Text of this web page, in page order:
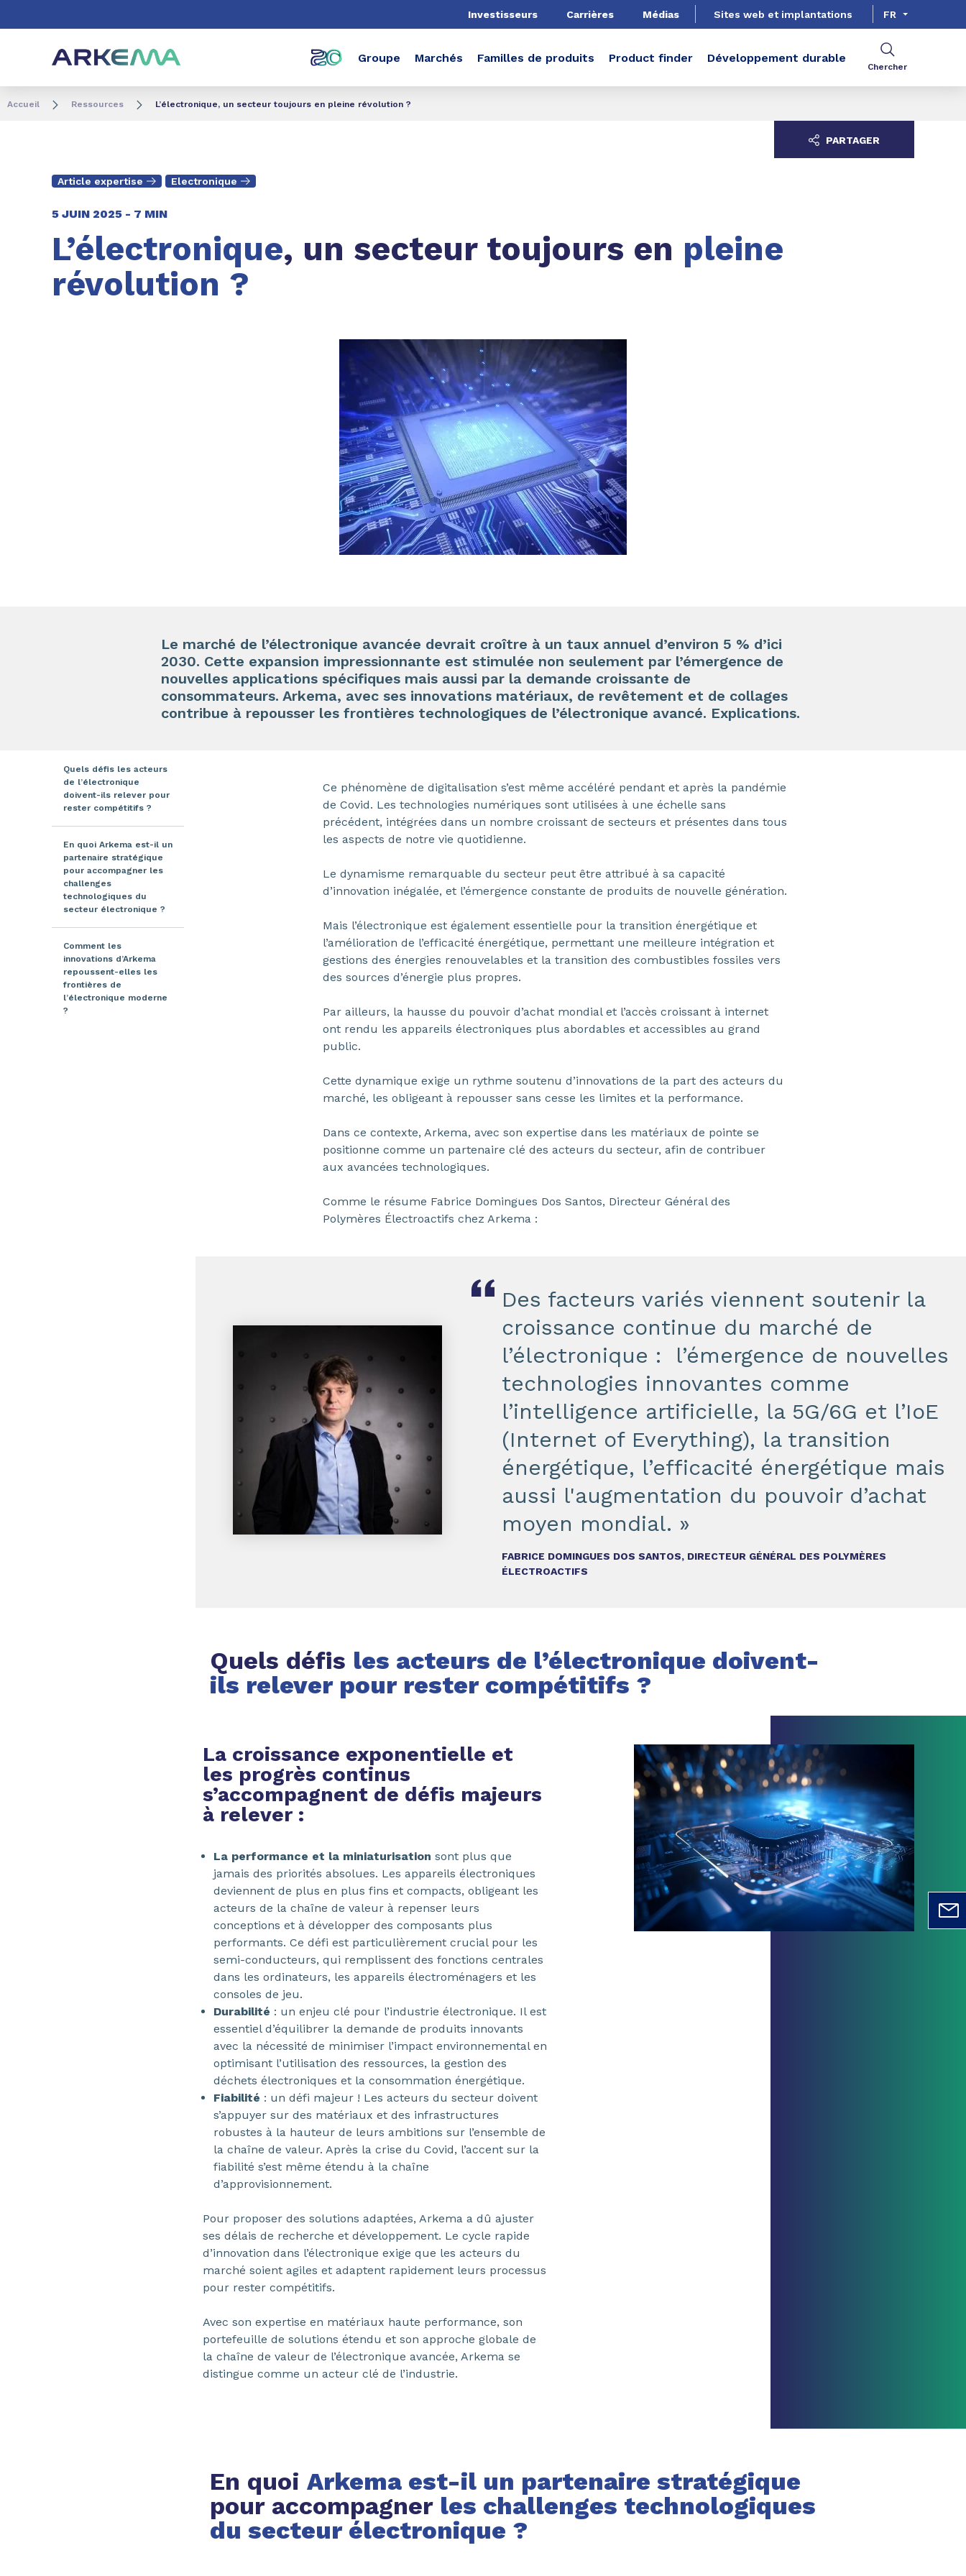
Investisseurs Carrières Médias Sites web et implantations FR
Groupe Marchés Familles de produits Product finder Développement durable
Chercher
Accueil Ressources L’électronique, un secteur toujours en pleine révolution ?
Article expertise Electronique
5 JUIN 2025 - 7 MIN
L’électronique, un secteur toujours en pleine
révolution ?
PARTAGER
Le marché de l’électronique avancée devrait croître à un taux annuel d’environ 5 % d’ici
2030. Cette expansion impressionnante est stimulée non seulement par l’émergence de
nouvelles applications spécifiques mais aussi par la demande croissante de
consommateurs. Arkema, avec ses innovations matériaux, de revêtement et de collages
contribue à repousser les frontières technologiques de l’électronique avancé. Explications.
Quels défis les acteurs
de l’électronique
doivent-ils relever pour
rester compétitifs ?
En quoi Arkema est-il un
partenaire stratégique
pour accompagner les
challenges
technologiques du
secteur électronique ?
Comment les
innovations d’Arkema
repoussent-elles les
frontières de
l’électronique moderne
?
Ce phénomène de digitalisation s’est même accéléré pendant et après la pandémie
de Covid. Les technologies numériques sont utilisées à une échelle sans
précédent, intégrées dans un nombre croissant de secteurs et présentes dans tous
les aspects de notre vie quotidienne.
Le dynamisme remarquable du secteur peut être attribué à sa capacité
d’innovation inégalée, et l’émergence constante de produits de nouvelle génération.
Mais l’électronique est également essentielle pour la transition énergétique et
l’amélioration de l’efficacité énergétique, permettant une meilleure intégration et
gestions des énergies renouvelables et la transition des combustibles fossiles vers
des sources d’énergie plus propres.
Par ailleurs, la hausse du pouvoir d’achat mondial et l’accès croissant à internet
ont rendu les appareils électroniques plus abordables et accessibles au grand
public.
Cette dynamique exige un rythme soutenu d’innovations de la part des acteurs du
marché, les obligeant à repousser sans cesse les limites et la performance.
Dans ce contexte, Arkema, avec son expertise dans les matériaux de pointe se
positionne comme un partenaire clé des acteurs du secteur, afin de contribuer
aux avancées technologiques.
Comme le résume Fabrice Domingues Dos Santos, Directeur Général des
Polymères Électroactifs chez Arkema :
Des facteurs variés viennent soutenir la
croissance continue du marché de
l’électronique : l’émergence de nouvelles
technologies innovantes comme
l’intelligence artificielle, la 5G/6G et l’IoE
(Internet of Everything), la transition
énergétique, l’efficacité énergétique mais
aussi l'augmentation du pouvoir d’achat
moyen mondial. »
FABRICE DOMINGUES DOS SANTOS, DIRECTEUR GÉNÉRAL DES POLYMÈRES
ÉLECTROACTIFS
Quels défis les acteurs de l’électronique doivent-
ils relever pour rester compétitifs ?
La croissance exponentielle et
les progrès continus
s’accompagnent de défis majeurs
à relever :
La performance et la miniaturisation sont plus que
jamais des priorités absolues. Les appareils électroniques
deviennent de plus en plus fins et compacts, obligeant les
acteurs de la chaîne de valeur à repenser leurs
conceptions et à développer des composants plus
performants. Ce défi est particulièrement crucial pour les
semi-conducteurs, qui remplissent des fonctions centrales
dans les ordinateurs, les appareils électroménagers et les
consoles de jeu.
Durabilité : un enjeu clé pour l’industrie électronique. Il est
essentiel d’équilibrer la demande de produits innovants
avec la nécessité de minimiser l’impact environnemental en
optimisant l’utilisation des ressources, la gestion des
déchets électroniques et la consommation énergétique.
Fiabilité : un défi majeur ! Les acteurs du secteur doivent
s’appuyer sur des matériaux et des infrastructures
robustes à la hauteur de leurs ambitions sur l’ensemble de
la chaîne de valeur. Après la crise du Covid, l’accent sur la
fiabilité s’est même étendu à la chaîne
d’approvisionnement.
Pour proposer des solutions adaptées, Arkema a dû ajuster
ses délais de recherche et développement. Le cycle rapide
d’innovation dans l’électronique exige que les acteurs du
marché soient agiles et adaptent rapidement leurs processus
pour rester compétitifs.
Avec son expertise en matériaux haute performance, son
portefeuille de solutions étendu et son approche globale de
la chaîne de valeur de l’électronique avancée, Arkema se
distingue comme un acteur clé de l’industrie.
En quoi Arkema est-il un partenaire stratégique
pour accompagner les challenges technologiques
du secteur électronique ?